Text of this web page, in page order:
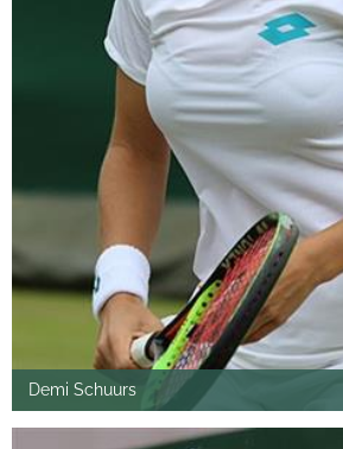
Demi Schuurs